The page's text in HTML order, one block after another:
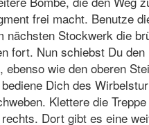
frei macht. Benutze
nächsten Stockwerk die
fort. Nun schiebst Du
ebenso wie den oberen
Dich des
Klettere die
Dort gibt es eine